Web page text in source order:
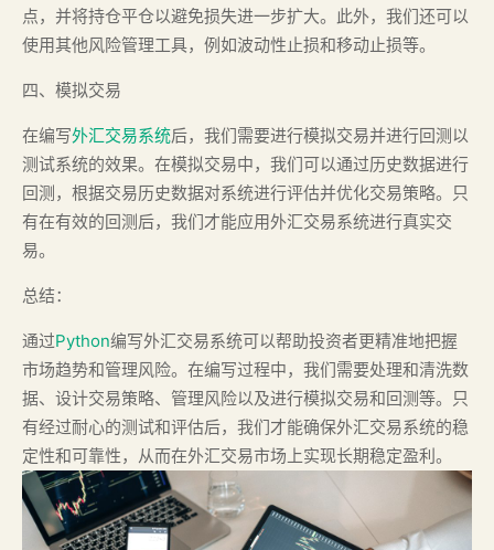
点，并将持仓平仓以避免损失进一步扩大。此外，我们还可以
使用其他风险管理工具，例如波动性止损和移动止损等。
四、模拟交易
在编写外汇交易系统后，我们需要进行模拟交易并进行回测以
测试系统的效果。在模拟交易中，我们可以通过历史数据进行
回测，根据交易历史数据对系统进行评估并优化交易策略。只
有在有效的回测后，我们才能应用外汇交易系统进行真实交
易。
总结：
通过Python编写外汇交易系统可以帮助投资者更精准地把握
市场趋势和管理风险。在编写过程中，我们需要处理和清洗数
据、设计交易策略、管理风险以及进行模拟交易和回测等。只
有经过耐心的测试和评估后，我们才能确保外汇交易系统的稳
定性和可靠性，从而在外汇交易市场上实现长期稳定盈利。